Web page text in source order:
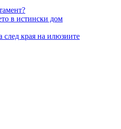
в истински дом
края на илюзиите